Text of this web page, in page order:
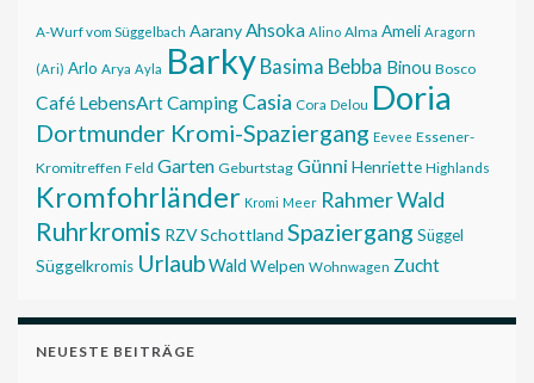
A-Wurf vom Süggelbach AaranyAhsoka Alino Alma Ameli Aragorn
(Ari) Arlo Arya Ayla BarkyBasima Bebba Binou Bosco
Café LebensArtCamping Casia Cora Delou Doria
Dortmunder Kromi-Spaziergang Eevee Essener-
Kromitreffen Feld Garten Geburtstag Günni Henriette Highlands
Kromfohrländer Kromi Meer Rahmer Wald
Ruhrkromis RZVSchottland Spaziergang Süggel
Süggelkromis UrlaubWald Welpen Wohnwagen Zucht
NEUESTE BEITRÄGE